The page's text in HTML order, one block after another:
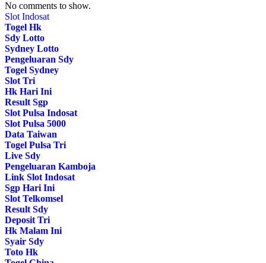
No comments to show.
Slot Indosat
Togel Hk
Sdy Lotto
Sydney Lotto
Pengeluaran Sdy
Togel Sydney
Slot Tri
Hk Hari Ini
Result Sgp
Slot Pulsa Indosat
Slot Pulsa 5000
Data Taiwan
Togel Pulsa Tri
Live Sdy
Pengeluaran Kamboja
Link Slot Indosat
Sgp Hari Ini
Slot Telkomsel
Result Sdy
Deposit Tri
Hk Malam Ini
Syair Sdy
Toto Hk